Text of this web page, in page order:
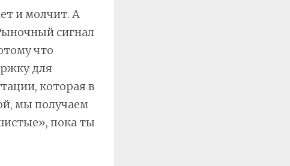
и молчит. А
сигнал
что
для
которая в
мы получаем
пока ты